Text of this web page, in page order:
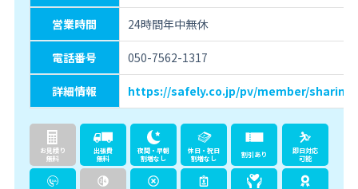
営業時間 24時間年中無休
電話番号 050-7562-1317
詳細情報 https://safely.co.jp/pv/member/
お見積り
無料
出張費
無料
夜間・早朝
割増なし
休日・祝日
割増なし
割引あり
即日対応
可能